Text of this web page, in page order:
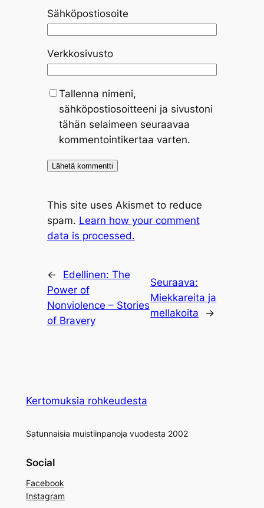
Sähköpostiosoite
Verkkosivusto
Tallenna nimeni,
sähköpostiosoitteeni ja sivustoni
tähän selaimeen seuraavaa
kommentointikertaa varten.
This site uses Akismet to reduce
spam. Learn how your comment
data is processed.
← Edellinen: The
Power of
Nonviolence – Stories
of Bravery
Seuraava:
Miekkareita ja
mellakoita
→
Kertomuksia rohkeudesta
Satunnaisia muistiinpanoja vuodesta 2002
Social
Facebook
Instagram